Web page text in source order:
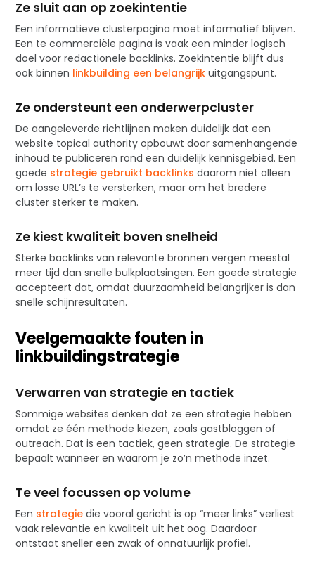
Ze sluit aan op zoekintentie
Een informatieve clusterpagina moet informatief blijven.
Een te commerciële pagina is vaak een minder logisch
doel voor redactionele backlinks. Zoekintentie blijft dus
ook binnen linkbuilding een belangrijk uitgangspunt.
Ze ondersteunt een onderwerpcluster
De aangeleverde richtlijnen maken duidelijk dat een
website topical authority opbouwt door samenhangende
inhoud te publiceren rond een duidelijk kennisgebied. Een
goede strategie gebruikt backlinks daarom niet alleen
om losse URL’s te versterken, maar om het bredere
cluster sterker te maken.
Ze kiest kwaliteit boven snelheid
Sterke backlinks van relevante bronnen vergen meestal
meer tijd dan snelle bulkplaatsingen. Een goede strategie
accepteert dat, omdat duurzaamheid belangrijker is dan
snelle schijnresultaten.
Veelgemaakte fouten in
linkbuildingstrategie
Verwarren van strategie en tactiek
Sommige websites denken dat ze een strategie hebben
omdat ze één methode kiezen, zoals gastbloggen of
outreach. Dat is een tactiek, geen strategie. De strategie
bepaalt wanneer en waarom je zo’n methode inzet.
Te veel focussen op volume
Een strategie die vooral gericht is op “meer links” verliest
vaak relevantie en kwaliteit uit het oog. Daardoor
ontstaat sneller een zwak of onnatuurlijk profiel.